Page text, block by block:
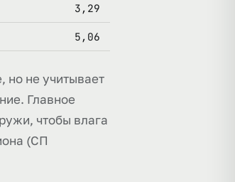
3,29
5,06
но не учитывает
Главное
чтобы влага
(СП